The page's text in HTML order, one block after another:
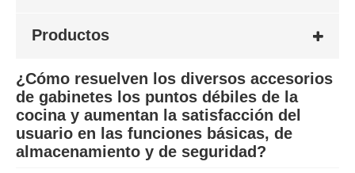
Productos
¿Cómo resuelven los diversos accesorios
de gabinetes los puntos débiles de la
cocina y aumentan la satisfacción del
usuario en las funciones básicas, de
almacenamiento y de seguridad?